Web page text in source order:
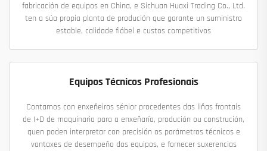
fabricación de equipos en China, e Sichuan Huaxi Trading Co., Ltd.
ten a súa propia planta de produción que garante un suministro
estable, calidade fiábel e custos competitivos
Equipos Técnicos Profesionais
Contamos con enxeñeiros sénior procedentes das liñas frontais
de I+D de maquinaria para a enxeñaría, produción ou construción,
quen poden interpretar con precisión os parámetros técnicos e
vantaxes de desempeño dos equipos, e fornecer suxerencias